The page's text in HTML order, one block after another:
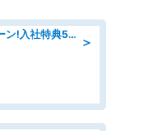
＞
2026年転職応援キャンペーン!入社特典58万円/デンソーで働こう!自動車工場で小型部品の検査業務 denso aichi